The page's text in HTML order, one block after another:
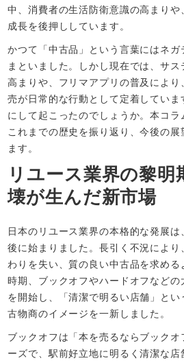
中、消費者の生活防衛意識の高まり
成長を後押ししています。
かつて「中古品」という言葉にはネガ
まといました。しかし現在では、サ
高まりや、フリマアプリの普及により
売が日常的な行動として定着していま
にして起こったのでしょうか。本コ
これまでの歴史を振り返り、今後の展
ます。
リユース業界の黎明
壊が生んだ新市場
日本のリユース業界の本格的な発展
後に始まりました。長引く不況によ
わりを失い、質の良い中古品を求め
時期、ブックオフやハードオフなど
を開始し、「清潔で明るい店舗」と
古物商のイメージを一新しました。
ブックオフは「本を売るならブック
ーズで、駅前好立地に明るく清潔な